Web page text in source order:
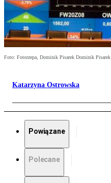
Foto: Fotorzepa, Dominik Pisarek Dominik Pisarek
Katarzyna Ostrowska
Powiązane
Polecane